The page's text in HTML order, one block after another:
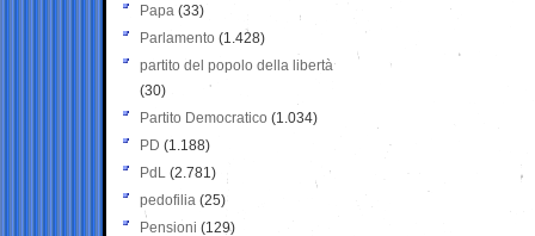
Papa (33)
Parlamento (1.428)
partito del popolo della libertà
(30)
Partito Democratico (1.034)
PD (1.188)
PdL (2.781)
pedofilia (25)
Pensioni (129)